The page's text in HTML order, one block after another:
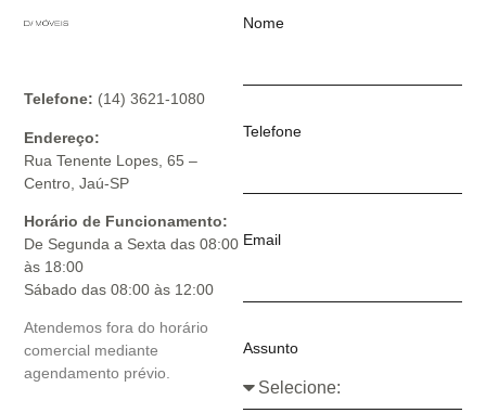
Telefone: (14) 3621-1080
Endereço:
Rua Tenente Lopes, 65 –
Centro, Jaú-SP
Horário de Funcionamento:
De Segunda a Sexta das 08:00
às 18:00
Sábado das 08:00 às 12:00
Atendemos fora do horário
comercial mediante
agendamento prévio.
Nome
Telefone
Email
Assunto